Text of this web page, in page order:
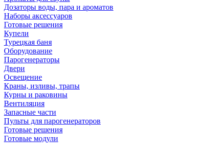
Дозаторы воды, пара и ароматов
Наборы аксессуаров
Готовые решения
Купели
Турецкая баня
Оборудование
Парогенераторы
Двери
Освещение
Краны, изливы, трапы
Курны и раковины
Вентиляция
Запасные части
Пульты для парогенераторов
Готовые решения
Готовые модули